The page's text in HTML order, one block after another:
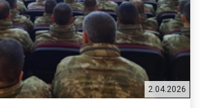
2.04.2026